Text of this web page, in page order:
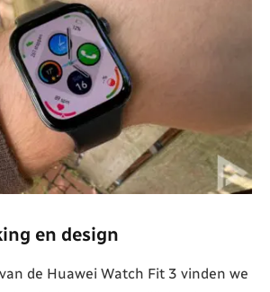
en design
de Huawei Watch Fit 3 vinden we